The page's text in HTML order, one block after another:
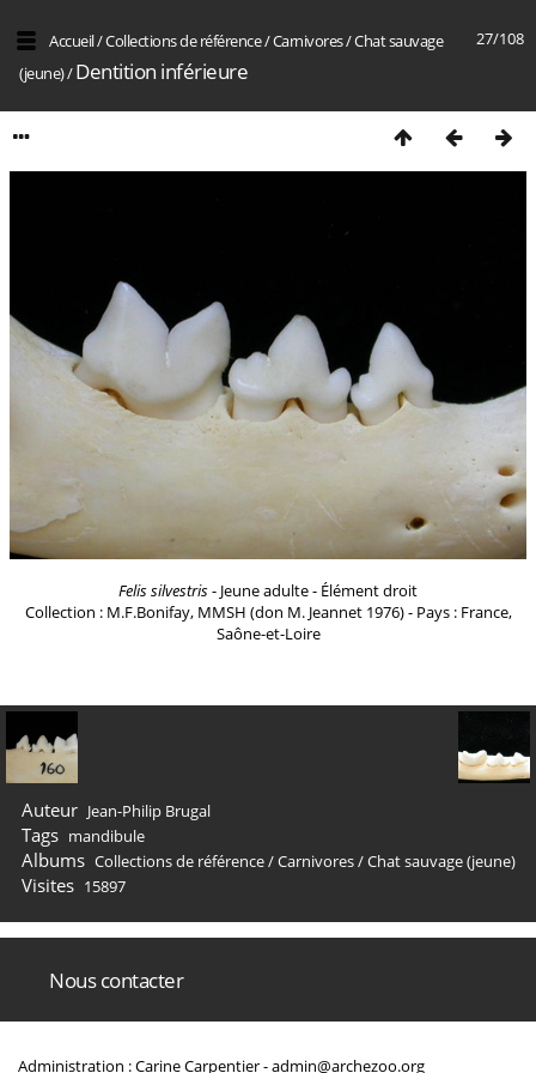
27/108
Accueil/Collections de référence/Carnivores/Chat sauvage
(jeune)/Dentition inférieure
Felis silvestris- Jeune adulte - Élément droit
Collection : M.F.Bonifay, MMSH (don M. Jeannet 1976) - Pays : France,
Saône-et-Loire
Auteur Jean-Philip Brugal
Tags mandibule
Albums Collections de référence/Carnivores/Chat sauvage (jeune)
Visites 15897
Nous contacter
Administration : Carine Carpentier -admin@archezoo.org